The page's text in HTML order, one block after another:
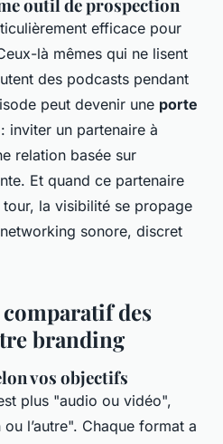
outil de prospection
efficace pour
là mêmes qui ne lisent
des podcasts pendant
peut devenir une porte
: inviter un partenaire à
relation basée sur
Et quand ce partenaire
tour, la visibilité se propage
sonore, discret
des
branding
vos objectifs
plus "audio ou vidéo",
l’autre". Chaque format a